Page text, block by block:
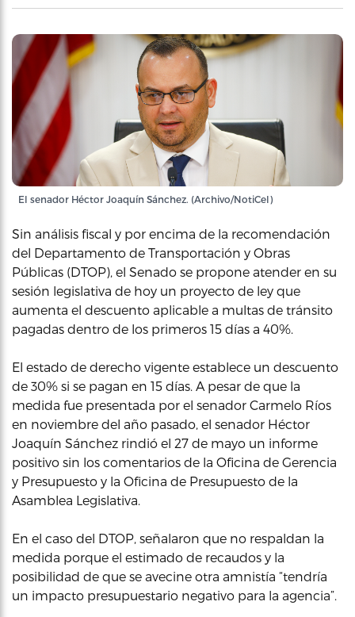
El senador Héctor Joaquín Sánchez. (Archivo/NotiCel)
Sin análisis fiscal y por encima de la recomendación
del Departamento de Transportación y Obras
Públicas (DTOP), el Senado se propone atender en su
sesión legislativa de hoy un proyecto de ley que
aumenta el descuento aplicable a multas de tránsito
pagadas dentro de los primeros 15 días a 40%.
El estado de derecho vigente establece un descuento
de 30% si se pagan en 15 días. A pesar de que la
medida fue presentada por el senador Carmelo Ríos
en noviembre del año pasado, el senador Héctor
Joaquín Sánchez rindió el 27 de mayo un informe
positivo sin los comentarios de la Oficina de Gerencia
y Presupuesto y la Oficina de Presupuesto de la
Asamblea Legislativa.
En el caso del DTOP, señalaron que no respaldan la
medida porque el estimado de recaudos y la
posibilidad de que se avecine otra amnistía “tendría
un impacto presupuestario negativo para la agencia”.